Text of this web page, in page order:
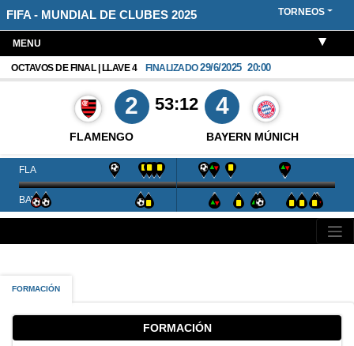
FIFA - MUNDIAL DE CLUBES 2025 TORNEOS
MENU
OCTAVOS DE FINAL | LLAVE 4 FINALIZADO29/6/2025 20:00
FLAMENGO
2 53:12 4
BAYERN MÚNICH
FLA
BAY
FORMACIÓN
FORMACIÓN